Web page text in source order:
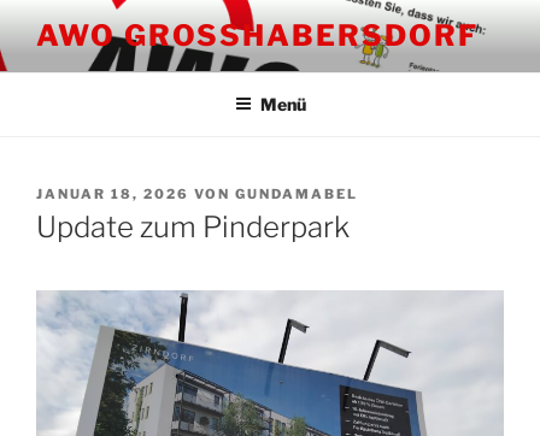
Inhalt
springen
AWO GROSSHABERSDORF
Menü
VERÖFFENTLICHT
AM
JANUAR 18, 2026 VON GUNDAMABEL
Update zum Pinderpark